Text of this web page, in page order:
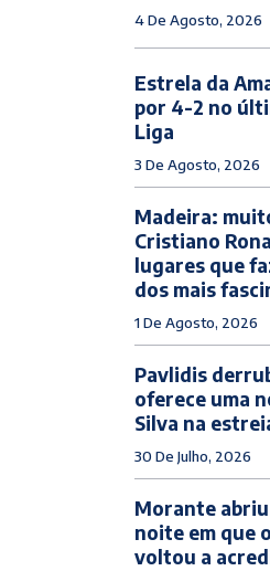
4 De Agosto, 2026
Estrela da
por 4-2 no
Liga
3 De Agosto, 2026
Madeira:
Cristiano
lugares que
dos mais
1 De Agosto, 2026
Pavlidis
oferece uma
Silva na
30 De Julho, 2026
Morante
noite em que
voltou a